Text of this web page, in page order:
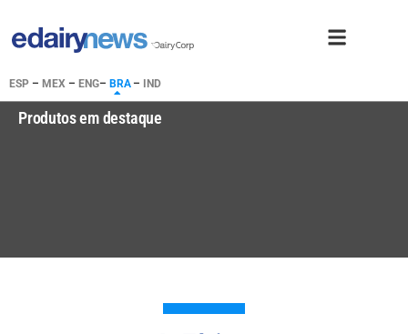
ESP – MEX – ENG– BRA– IND
Produtos em destaque